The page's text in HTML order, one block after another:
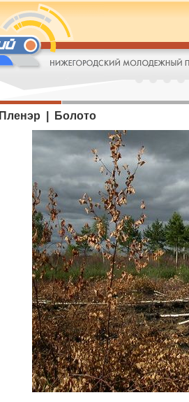
Пленэр | Болото